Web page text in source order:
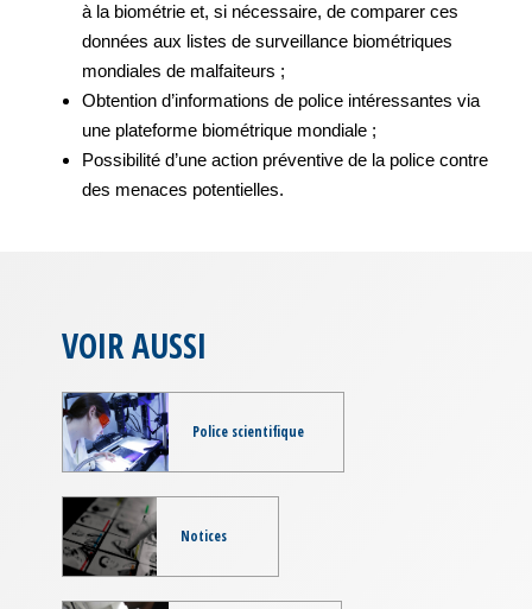
à la biométrie et, si nécessaire, de comparer ces
données aux listes de surveillance biométriques
mondiales de malfaiteurs ;
Obtention d’informations de police intéressantes via
une plateforme biométrique mondiale ;
Possibilité d’une action préventive de la police contre
des menaces potentielles.
VOIR AUSSI
Police scientifique
Notices